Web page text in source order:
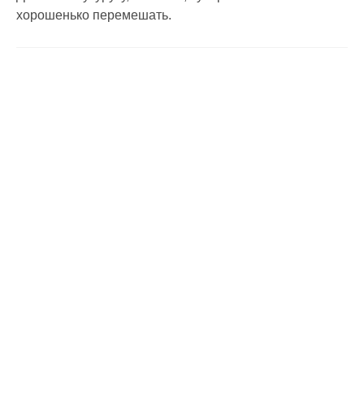
хорошенько перемешать.